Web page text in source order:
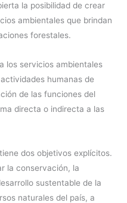
la posibilidad de crear
ambientales que brindan
forestales.
los servicios ambientales
humanas de
de las funciones del
directa o indirecta a las
dos objetivos explícitos.
la conservación, la
sustentable de la
naturales del país, a